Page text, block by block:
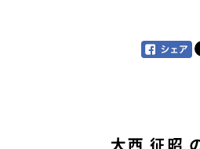
大西 征昭